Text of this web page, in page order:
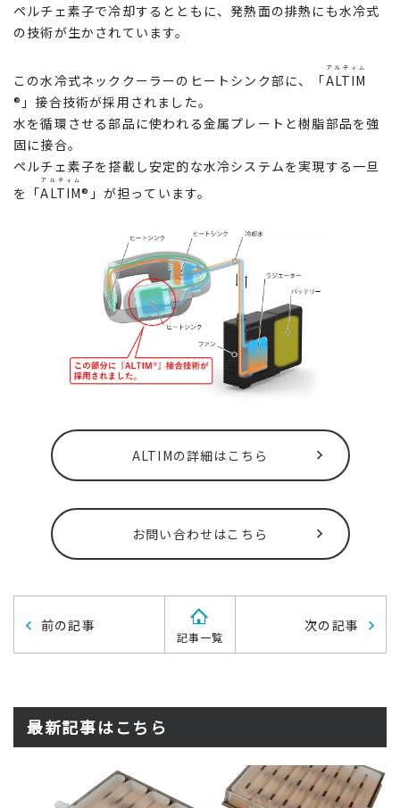
ペルチェ素子で冷却するとともに、発熱面の排熱にも水冷式
の技術が生かされています。
この水冷式ネッククーラーのヒートシンク部に、「ALTIM
アルティム
®」接合技術が採用されました。
水を循環させる部品に使われる金属プレートと樹脂部品を強
固に接合。
ペルチェ素子を搭載し安定的な水冷システムを実現する一旦
を「ALTIM
アルティム
®」が担っています。
ALTIMの詳細はこちら
お問い合わせはこちら
前の記事
記事一覧
次の記事
最新記事はこちら